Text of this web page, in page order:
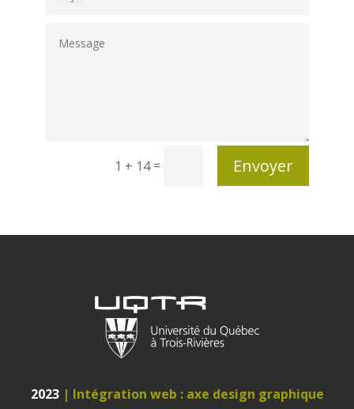
1 + 14= Envoyer
2023 | Intégration web : axe design graphique